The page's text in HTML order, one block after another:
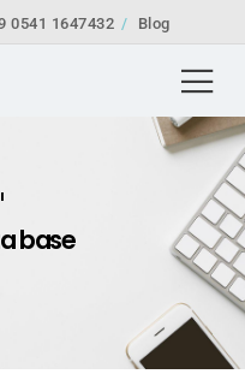
0541 1647432 Blog
base